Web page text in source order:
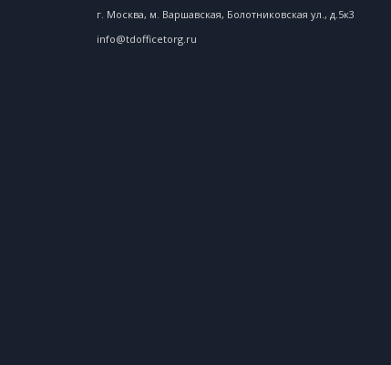
г. Москва, м. Варшавская, Болотниковская ул., д.5к3
info@tdofficetorg.ru